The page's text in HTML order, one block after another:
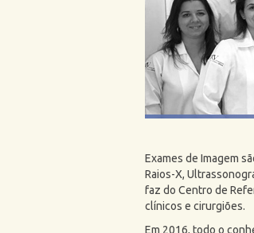
Exames de Imagem
Raios-X,
faz do Centro de
clínicos e cirurgiões.
Em 2016, todo o